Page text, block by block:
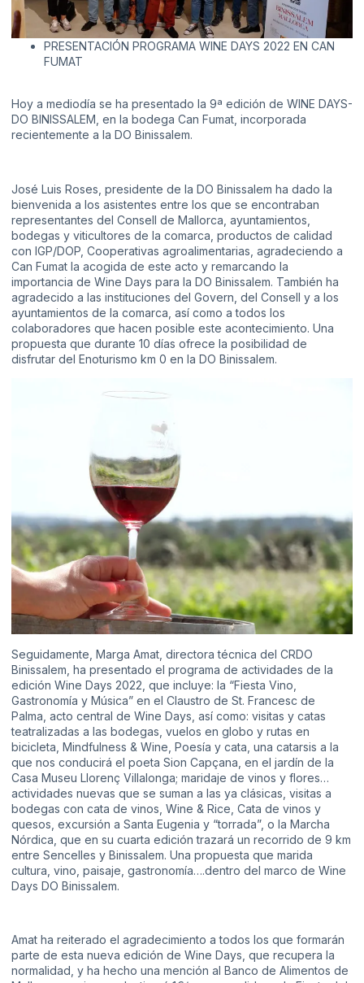
PRESENTACIÓN PROGRAMA WINE DAYS 2022 EN CAN
FUMAT
Hoy a mediodía se ha presentado la 9ª edición de WINE DAYS-
DO BINISSALEM, en la bodega Can Fumat, incorporada
recientemente a la DO Binissalem.
José Luis Roses, presidente de la DO Binissalem ha dado la
bienvenida a los asistentes entre los que se encontraban
representantes del Consell de Mallorca, ayuntamientos,
bodegas y viticultores de la comarca, productos de calidad
con IGP/DOP, Cooperativas agroalimentarias, agradeciendo a
Can Fumat la acogida de este acto y remarcando la
importancia de Wine Days para la DO Binissalem. También ha
agradecido a las instituciones del Govern, del Consell y a los
ayuntamientos de la comarca, así como a todos los
colaboradores que hacen posible este acontecimiento. Una
propuesta que durante 10 días ofrece la posibilidad de
disfrutar del Enoturismo km 0 en la DO Binissalem.
Seguidamente, Marga Amat, directora técnica del CRDO
Binissalem, ha presentado el programa de actividades de la
edición Wine Days 2022, que incluye: la “Fiesta Vino,
Gastronomía y Música” en el Claustro de St. Francesc de
Palma, acto central de Wine Days, así como: visitas y catas
teatralizadas a las bodegas, vuelos en globo y rutas en
bicicleta, Mindfulness & Wine, Poesía y cata, una catarsis a la
que nos conducirá el poeta Sion Capçana, en el jardín de la
Casa Museu Llorenç Villalonga; maridaje de vinos y flores…
actividades nuevas que se suman a las ya clásicas, visitas a
bodegas con cata de vinos, Wine & Rice, Cata de vinos y
quesos, excursión a Santa Eugenia y “torrada”, o la Marcha
Nórdica, que en su cuarta edición trazará un recorrido de 9 km
entre Sencelles y Binissalem. Una propuesta que marida
cultura, vino, paisaje, gastronomía….dentro del marco de Wine
Days DO Binissalem.
Amat ha reiterado el agradecimiento a todos los que formarán
parte de esta nueva edición de Wine Days, que recupera la
normalidad, y ha hecho una mención al Banco de Alimentos de